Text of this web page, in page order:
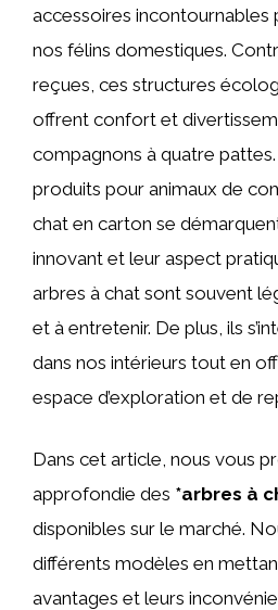
accessoires incontournables
nos félins domestiques.
reçues, ces structures
offrent confort et
compagnons à quatre
produits pour animaux de
chat en carton se
innovant et leur aspect
arbres à chat sont souvent
et à entretenir. De plus, ils
dans nos intérieurs tout en
espace d’exploration et de
Dans cet article, nous vous
approfondie des *arbres à
disponibles sur le marché.
différents modèles en
avantages et leurs